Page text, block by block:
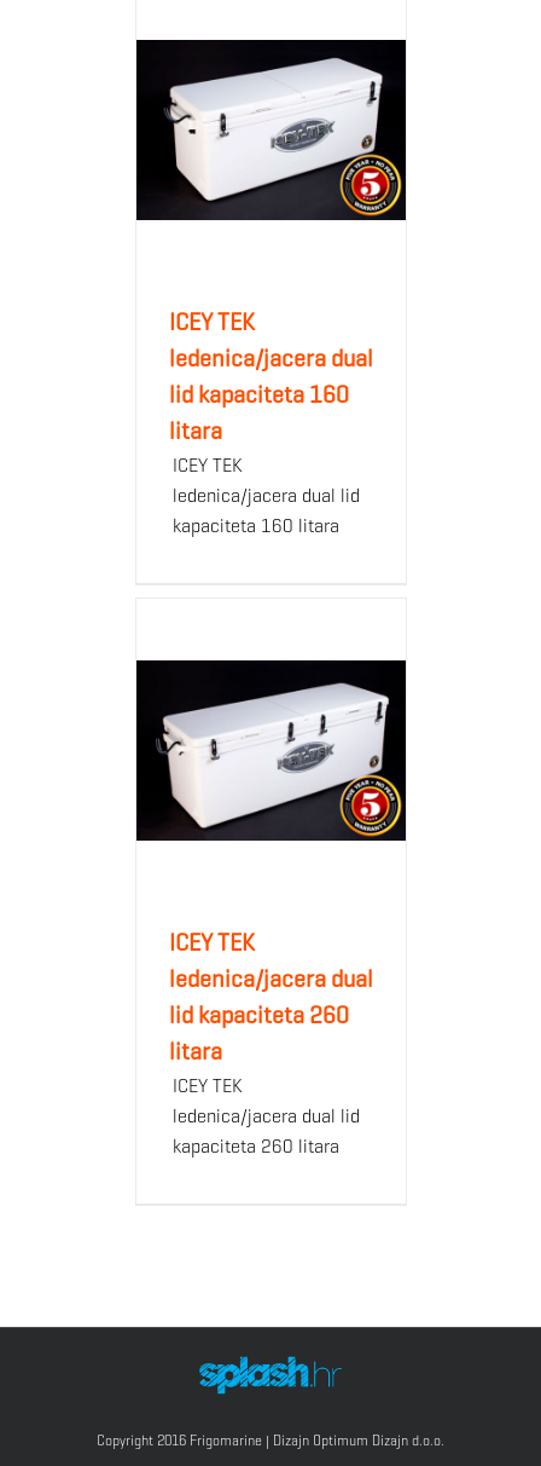
ICEY TEK
ledenica/jacera dual
lid kapaciteta 160
litara
ICEY TEK
ledenica/jacera dual lid
kapaciteta 160 litara
ICEY TEK
ledenica/jacera dual
lid kapaciteta 260
litara
ICEY TEK
ledenica/jacera dual lid
kapaciteta 260 litara
Copyright 2016 Frigomarine | Dizajn Optimum Dizajn d.o.o.